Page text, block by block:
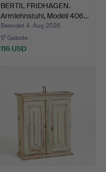
BERTIL FRIDHAGEN.
Armlehnstuhl, Modell 406…
Beendet 4. Aug 2026
17 Gebote
116 USD